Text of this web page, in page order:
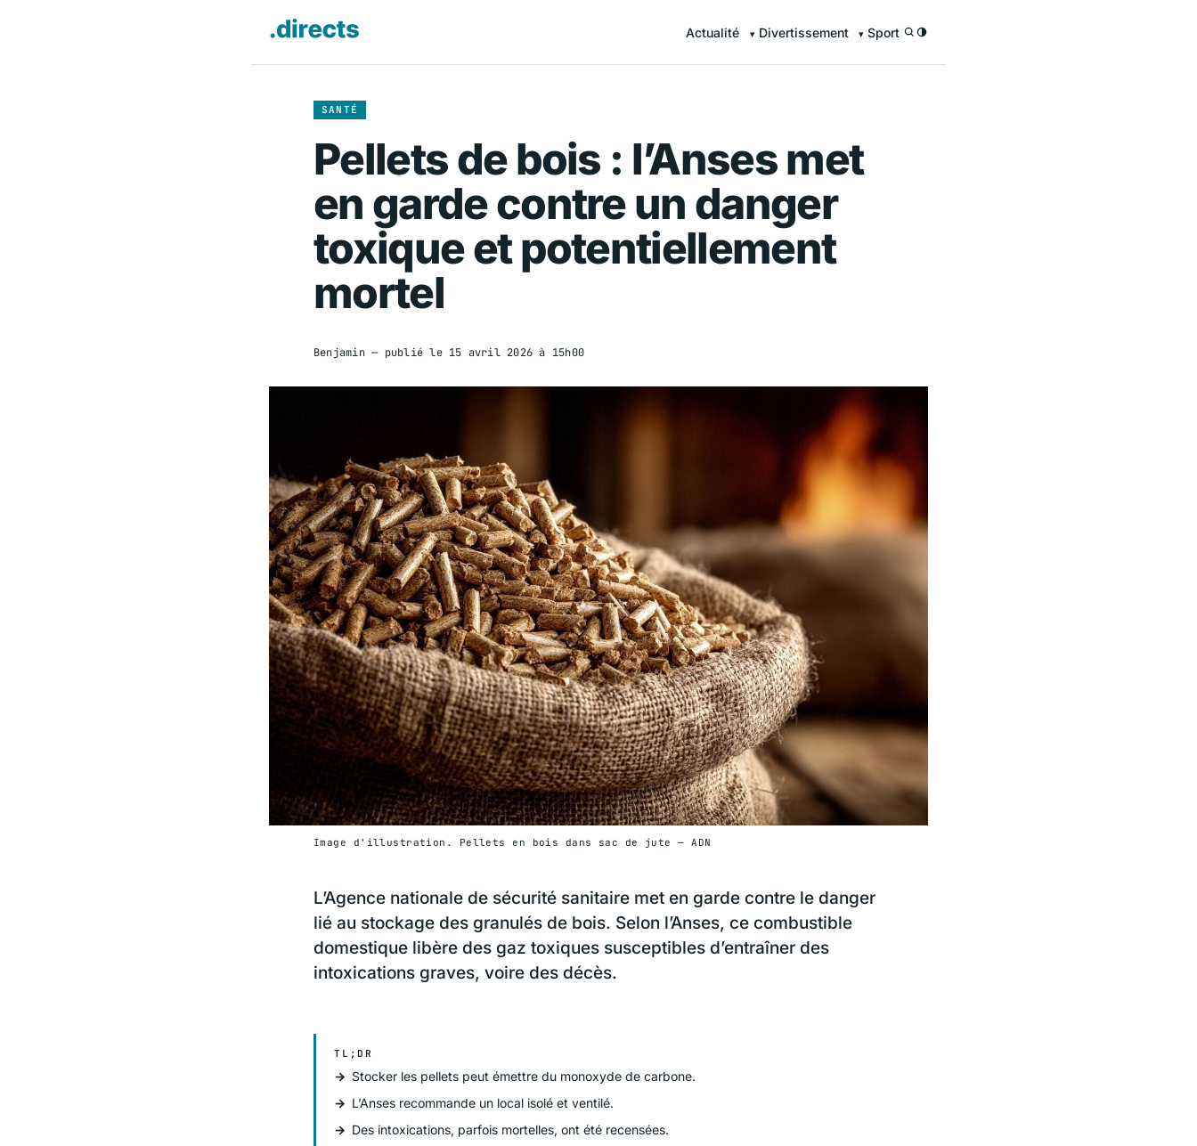
Actualité Divertissement Sport/
SANTÉ
Pellets de bois : l’Anses met
en garde contre un danger
toxique et potentiellement
mortel
Benjamin— publié le 15 avril 2026 à 15h00
Image d'illustration. Pellets en bois dans sac de jute — ADN
L’Agence nationale de sécurité sanitaire met en garde contre le danger
lié au stockage des granulés de bois. Selon l’Anses, ce combustible
domestique libère des gaz toxiques susceptibles d’entraîner des
intoxications graves, voire des décès.
TL;DR
Stocker les pellets peut émettre du monoxyde de carbone.
L’Anses recommande un local isolé et ventilé.
Des intoxications, parfois mortelles, ont été recensées.